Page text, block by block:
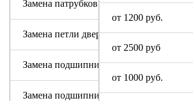
от 1200 руб.
от 2500 руб
от 1000 руб.
Замена патрубков (сливных, заливных)
Замена петли дверцы
Замена подшипника
Замена подшипникового узла